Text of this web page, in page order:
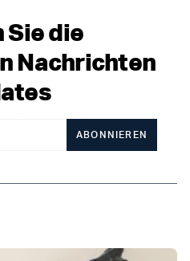
Sie die
Nachrichten
ABONNIEREN